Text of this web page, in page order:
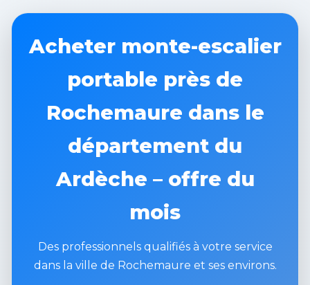
Acheter monte-escalier
portable près de
Rochemaure dans le
département du
Ardèche – offre du
mois
Des professionnels qualifiés à votre service
dans la ville de Rochemaure et ses environs.